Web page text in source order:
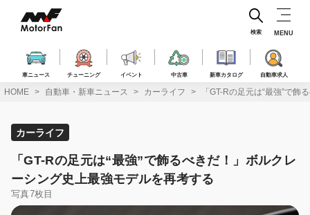
ス
車ニュース チューニング イベント 中古車 新車カタログ 自動車求人
検索 MENU
HOME 自動車・新車ニュース カーライフ 「GT-Rの足元は“最強”で
カーライフ
「GT-Rの足元は“最強”で飾るべきだ！」ボルクレ
ーシング史上最強モデルを再考する
写真7枚目